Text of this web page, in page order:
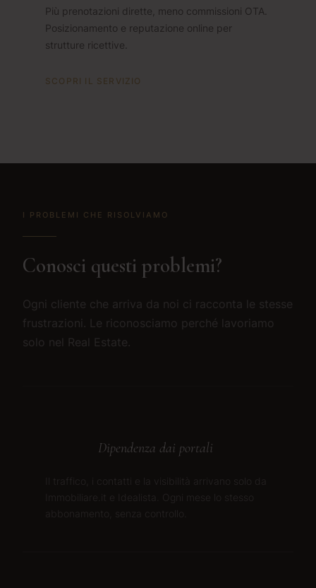
Più prenotazioni dirette, meno commissioni OTA.
Posizionamento e reputazione online per
strutture ricettive.
SCOPRI IL SERVIZIO
I PROBLEMI CHE RISOLVIAMO
Conosci questi problemi?
Ogni cliente che arriva da noi ci racconta le stesse
frustrazioni. Le riconosciamo perché lavoriamo
solo nel Real Estate.
Dipendenza dai portali
Il traffico, i contatti e la visibilità arrivano solo da
Immobiliare.it e Idealista. Ogni mese lo stesso
abbonamento, senza controllo.